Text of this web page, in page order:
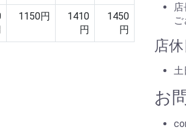
1150円
1410
円
1450
円
店休
土
お